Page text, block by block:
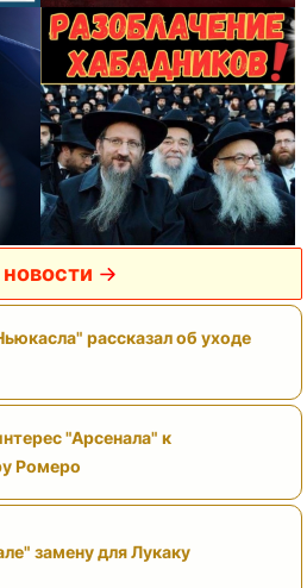
рассказал об уходе
"Арсенала" к
Ромеро
замену для Лукаку